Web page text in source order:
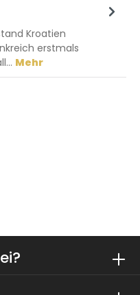
Kroatien
erstmals
Mehr